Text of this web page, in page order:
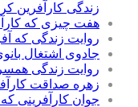
زندگی کارآفرین
هفت چیزی که
روایت زندگی که
جادوی اشتغال
روایت زندگی
زهره صداقت
جوان کارآفرینی